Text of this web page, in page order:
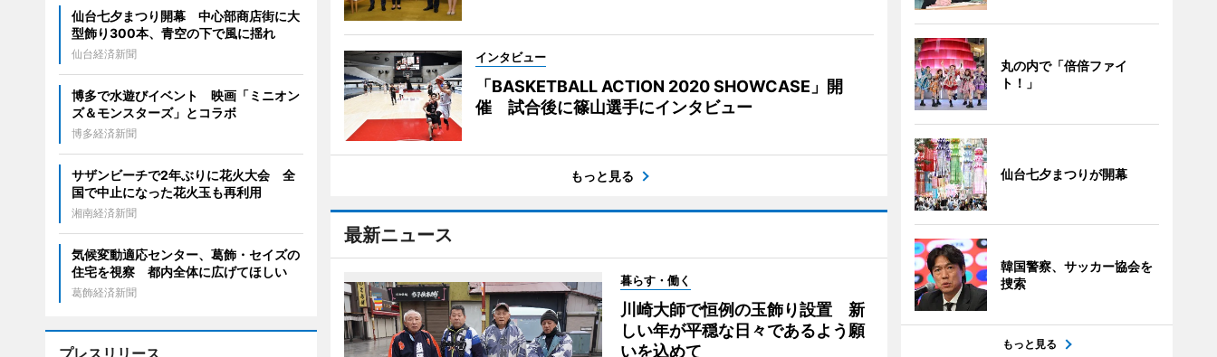
インタビュー
「BASKETBALL ACTION 2020 SHOWCASE」開
催 試合後に篠山選手にインタビュー
もっと見る
最新ニュース
暮らす・働く
川崎大師で恒例の玉飾り設置 新
しい年が平穏な日々であるよう願
いを込めて
仙台七夕まつり開幕 中心部商店街に大
型飾り300本、青空の下で風に揺れ
仙台経済新聞
博多で水遊びイベント 映画「ミニオン
ズ＆モンスターズ」とコラボ
博多経済新聞
サザンビーチで2年ぶりに花火大会 全
国で中止になった花火玉も再利用
湘南経済新聞
気候変動適応センター、葛飾・セイズの
住宅を視察 都内全体に広げてほしい
葛飾経済新聞
プレスリリース
丸の内で「倍倍ファイ
ト！」
仙台七夕まつりが開幕
韓国警察、サッカー協会を
捜索
もっと見る